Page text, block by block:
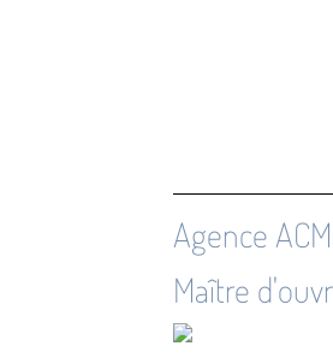
Agence
Maître